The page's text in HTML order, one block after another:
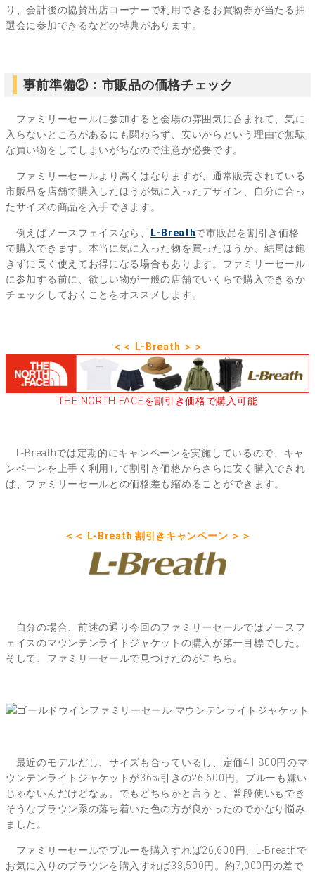
り、会計後の協賛出店コーナーで利用できるお買物券が当たる抽
選会に参加できるなどの特典があります。
事前準備②：市販品の価格チェック
ファミリーセールに参加すると会場の雰囲気に呑まれて、気に
入らないところがあるにも関わらず、安いからという理由で無駄
な買い物をしてしまいがちなので注意が必要です。
ファミリーセールより高くはなりますが、通常販売されている
市販品を店舗で購入したほうが気に入ったデザイン、自分に合っ
たサイズの商品を入手できます。
例えばノースフェイスなら、 L-Breathで市販品を割引き価格
で購入できます。本当に気に入った物を買ったほうが、結局は飽
きずに長く使えてお得になる場合もあります。ファミリーセール
に参加する前に、欲しい物が一般の店舗でいくらで購入できるか
チェックしておくことをオススメします。
＜＜ L-Breath ＞＞
THE NORTH FACEを割引き価格で購入可能
L-Breathでは定期的にキャンペーンを実施しているので、キャ
ンペーンを上手く利用して割引き価格からさらに安く購入できれ
ば、ファミリーセールとの価格差も縮めることができます。
＜＜ L-Breath 割引きキャンペーン ＞＞
自分の場合、前述の通り今回のファミリーセールではノースフ
ェイスのマウンテンライトジャケットの購入が第一目標でした。
そして、ファミリーセールで見つけたのがこちら。
最近のモデルだし、サイズも合っているし、定価41,800円のマ
ウンテンライトジャケットが36%引きの26,600円。ブルーも嫌い
じゃないんだけどなぁ。でもどちらかと言うと、普段使いもでき
そうなブラウン系の落ち着いた色の方が良かったのでかなり悩み
ました。
ファミリーセールでブルーを購入すれば26,600円、L-Breathで
お気に入りのブラウンを購入すれば33,500円。約7,000円の差で